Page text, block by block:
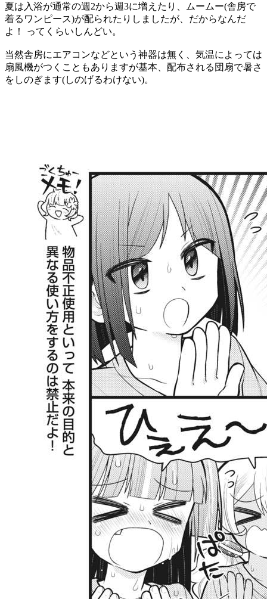
夏は入浴が通常の週2から週3に増えたり、ムームー(舎房で
着るワンピース)が配られたりしましたが、だからなんだ
よ！ ってくらいしんどい。
当然舎房にエアコンなどという神器は無く、気温によっては
扇風機がつくこともありますが基本、配布される団扇で暑さ
をしのぎます(しのげるわけない)。